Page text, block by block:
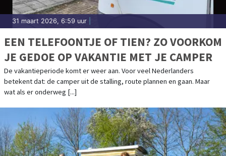
31 maart 2026, 6:59 uur
EEN TELEFOONTJE OF TIEN? ZO VOORKOM
JE GEDOE OP VAKANTIE MET JE CAMPER
De vakantieperiode komt er weer aan. Voor veel Nederlanders
betekent dat: de camper uit de stalling, route plannen en gaan. Maar
wat als er onderweg [...]